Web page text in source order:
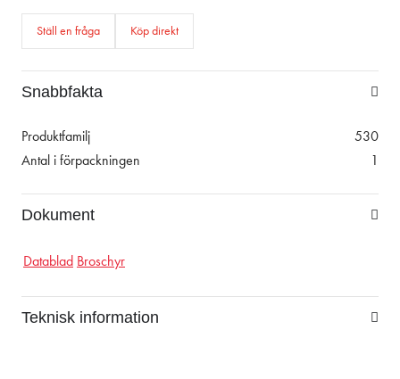
Ställ en fråga Köp direkt
Snabbfakta
Produktfamilj
530
Antal i förpackningen
1
Dokument
Datablad Broschyr
Teknisk information